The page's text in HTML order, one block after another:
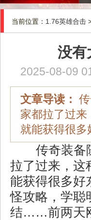
当前位置： 1.76英雄合击
没有
2025-08-09
文章导读：
家都拉了过
就能获得很多
传奇装备
拉了过来，这
能获得很多好
怪攻略，学聪
结……前两天